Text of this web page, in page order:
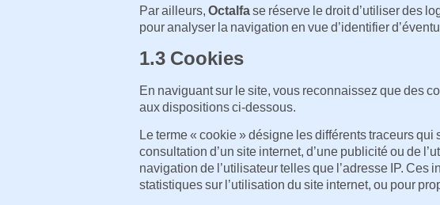
Par ailleurs, Octalfase réserve le droit d’utiliser des
pour analyser la navigation en vue d’identifier
1.3 Cookies
En naviguant sur le site, vous reconnaissez que des
aux dispositions ci-dessous.
Le terme « cookie » désigne les différents traceurs
consultation d’un site internet, d’une publicité ou de
navigation de l’utilisateur telles que l’adresse IP.
statistiques sur l’utilisation du site internet, ou pour